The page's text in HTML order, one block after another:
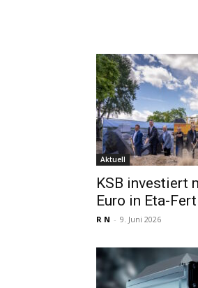
Aktuell
KSB investiert
Euro in Eta-
R N - 9. Juni 2026